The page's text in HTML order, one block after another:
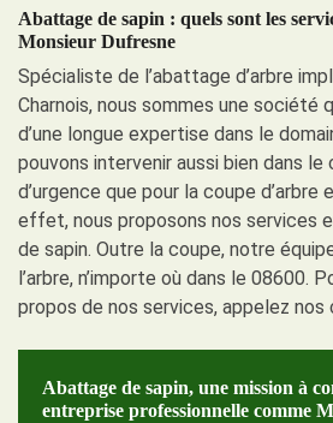
Abattage de sapin : quels sont les
Monsieur Dufresne
Spécialiste de l’abattage d’arbre
Charnois, nous sommes une société
d’une longue expertise dans le
pouvons intervenir aussi bien dans le
d’urgence que pour la coupe
effet, nous proposons nos services
de sapin. Outre la coupe, notre
l’arbre, n’importe où dans le 08600.
propos de nos services, appelez
Abattage de sapin, une mission à
entreprise professionnelle comme